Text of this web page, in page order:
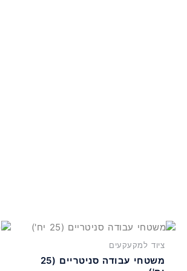
ציוד למקעקעים
משטחי עבודה סניטריים (25